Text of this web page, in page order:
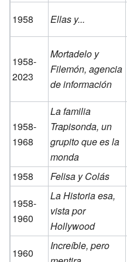
1958 Ellas y...
1958-
2023
Mortadelo y
Filemón, agencia
de información
1958-
1968
La familia
Trapisonda, un
grupito que es la
monda
1958 Felisa y Colás
1958-
1960
La Historia esa,
vista por
Hollywood
1960
Increíble, pero